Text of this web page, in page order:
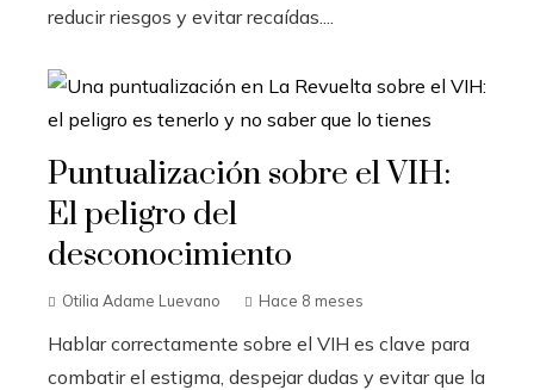
reducir riesgos y evitar recaídas....
Puntualización sobre el VIH:
El peligro del
desconocimiento
Otilia Adame Luevano Hace 8 meses
Hablar correctamente sobre el VIH es clave para
combatir el estigma, despejar dudas y evitar que la